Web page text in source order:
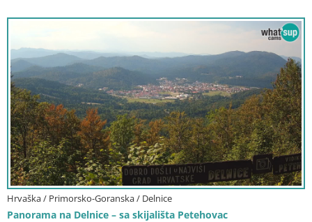
Hrvaška / Primorsko-Goranska / Delnice
Panorama na Delnice – sa skijališta Petehovac